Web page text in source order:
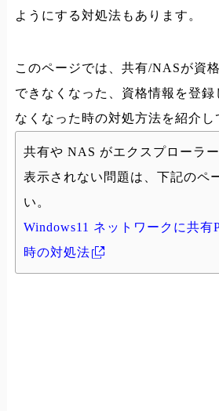
ようにする対処法もあります。
このページでは、共有/NASが資
できなくなった、資格情報を登録
なくなった時の対処方法を紹介し
共有や NAS がエクスプローラ
表示されない問題は、下記のペ
い。
Windows11 ネットワークに共有
時の対処法